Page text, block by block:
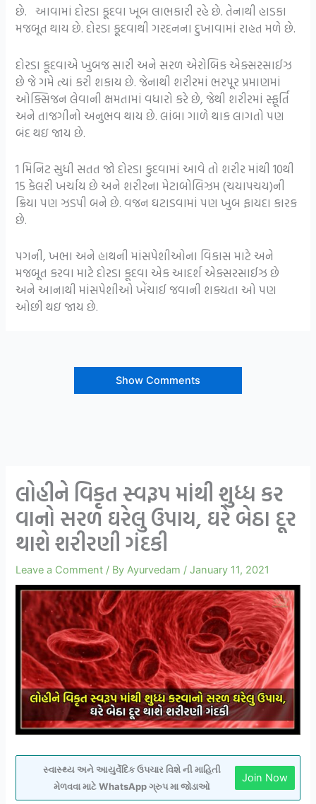
છે. આવામાં દોરડા કૂદવા ખૂબ લાભકારી રહે છે. તેનાથી હાડકા
મજબૂત થાય છે. દોરડા કૂદવાથી ગરદનના દુખાવામાં રાહત મળે છે.
દોરડા કૂદવાએ ખુબજ સારી અને સરળ એરોબિક એક્સરસાઈઝ
છે જે ગમે ત્યાં કરી શકાય છે. જેનાથી શરીરમાં ભરપૂર પ્રમાણમાં
ઓક્સિજન લેવાની ક્ષમતામાં વધારો કરે છે, જેથી શરીરમાં સ્ફૂર્તિ
અને તાજગીનો અનુભવ થાય છે. લાંબા ગાળે થાક લાગતો પણ
બંદ થઇ જાય છે.
1 મિનિટ સુધી સતત જો દોરડા કુદવામાં આવે તો શરીર માંથી 10થી
15 કેલરી ખર્ચાય છે અને શરીરના મેટાબોલિઝમ (ચયાપચય)ની
ક્રિયા પણ ઝડપી બને છે. વજન ઘટાડવામાં પણ ખુબ ફાયદા કારક
છે.
પગની, ખભા અને હાથની માંસપેશીઓના વિકાસ માટે અને
મજબૂત કરવા માટે દોરડા કૂદવા એક આદર્શ એક્સરસાઈઝ છે
અને આનાથી માંસપેશીઓ ખેંચાઈ જવાની શક્યતા ઓ પણ
ઓછી થઇ જાય છે.
Show Comments
લોહીને વિકૃત સ્વરૂપ માંથી શુધ્ધ કર
વાનો સરળ ઘરેલુ ઉપાય, ઘરે બેઠા દૂર
થાશે શરીરણી ગંદકી
Leave a Comment / ByAyurvedam /January 11, 2021
સ્વાસ્થ્ય અને આયુર્વેદિક ઉપચાર વિશે ની માહિતી
મેળવવા માટે WhatsApp ગ્રુપ મા જોડાઓ
Join Now